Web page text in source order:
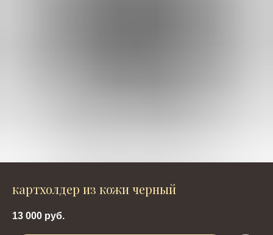
картхолдер из кожи черный
13 000 руб.